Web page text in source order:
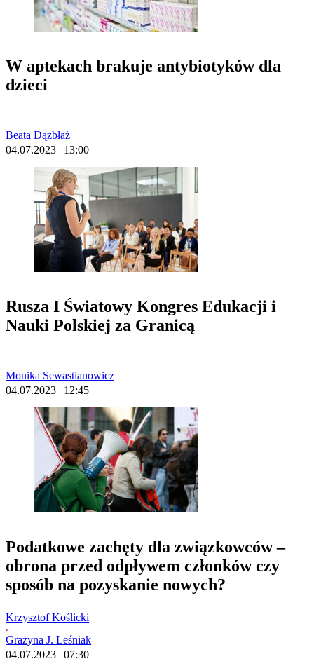
W aptekach brakuje antybiotyków dla
dzieci
Beata Dązbłaż
04.07.2023 | 13:00
Rusza I Światowy Kongres Edukacji i
Nauki Polskiej za Granicą
Monika Sewastianowicz
04.07.2023 | 12:45
Podatkowe zachęty dla związkowców –
obrona przed odpływem członków czy
sposób na pozyskanie nowych?
Krzysztof Koślicki
Grażyna J. Leśniak
04.07.2023 | 07:30